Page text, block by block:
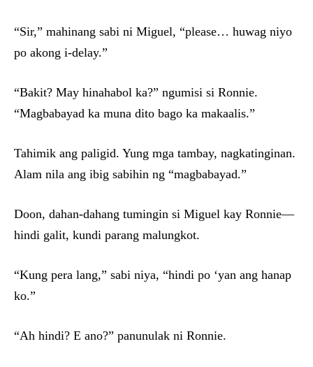
“Sir,” mahinang sabi ni Miguel, “please… huwag niyo
po akong i-delay.”
“Bakit? May hinahabol ka?” ngumisi si Ronnie.
“Magbabayad ka muna dito bago ka makaalis.”
Tahimik ang paligid. Yung mga tambay, nagkatinginan.
Alam nila ang ibig sabihin ng “magbabayad.”
Doon, dahan-dahang tumingin si Miguel kay Ronnie—
hindi galit, kundi parang malungkot.
“Kung pera lang,” sabi niya, “hindi po ‘yan ang hanap
ko.”
“Ah hindi? E ano?” panunulak ni Ronnie.